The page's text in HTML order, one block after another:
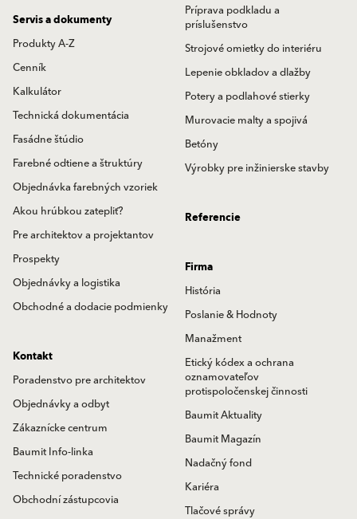
Príprava podkladu a
príslušenstvo
Strojové omietky do interiéru
Lepenie obkladov a dlažby
Potery a podlahové stierky
Murovacie malty a spojivá
Betóny
Výrobky pre inžinierske stavby
Servis a dokumenty
Produkty A-Z
Cenník
Kalkulátor
Technická dokumentácia
Fasádne štúdio
Farebné odtiene a štruktúry
Objednávka farebných vzoriek
Akou hrúbkou zatepliť?
Pre architektov a projektantov
Prospekty
Objednávky a logistika
Obchodné a dodacie podmienky
Referencie
Firma
História
Poslanie & Hodnoty
Manažment
Etický kódex a ochrana
oznamovateľov
protispoločenskej činnosti
Baumit Aktuality
Baumit Magazín
Nadačný fond
Kariéra
Tlačové správy
Kontakt
Poradenstvo pre architektov
Objednávky a odbyt
Zákaznícke centrum
Baumit Info-linka
Technické poradenstvo
Obchodní zástupcovia